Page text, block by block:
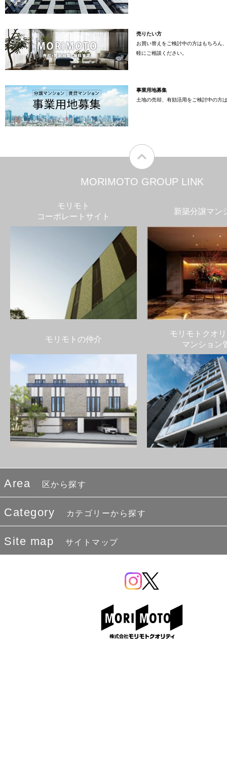
売りたい方
お買い替えをご検討中の方はもちろん
軽にご相談ください。
事業用地募集
土地の売却、有効活用をご検討中の方
MORIMOTO GROUP LINK
モリモト
コーポレートサイト
新築分譲マン
モリモトの仲介
モリモトクオ
マンション
Area 区から探す
Category カテゴリーから探す
Site map サイトマップ